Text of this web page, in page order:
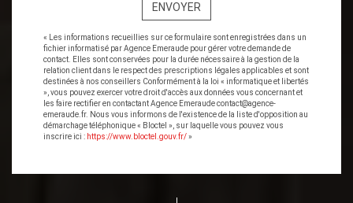
ENVOYER
« Les informations recueillies sur ce formulaire sont enregistrées dans un
fichier informatisé par Agence Emeraude pour gérer votre demande de
contact. Elles sont conservées pour la durée nécessaire à la gestion de la
relation client dans le respect des prescriptions légales applicables et sont
destinées à nos conseillers Conformément à la loi « informatique et libertés
», vous pouvez exercer votre droit d'accès aux données vous concernant et
les faire rectifier en contactant Agence Emeraude contact@agence-
emeraude.fr. Nous vous informons de l'existence de la liste d'opposition au
démarchage téléphonique « Bloctel », sur laquelle vous pouvez vous
inscrire ici : https://www.bloctel.gouv.fr/»